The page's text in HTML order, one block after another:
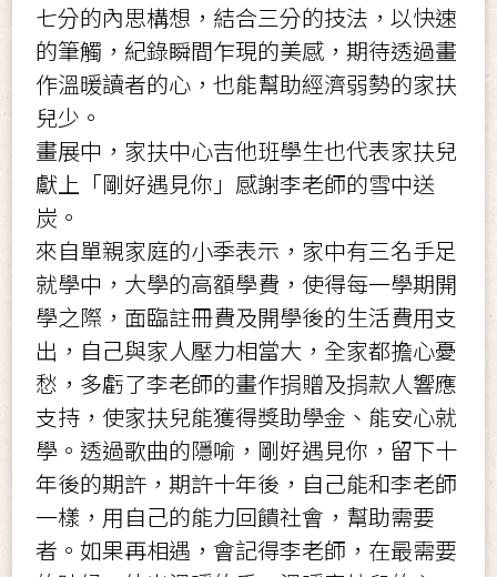
七分的內思構想，結合三分的技法，以快速
的筆觸，紀錄瞬間乍現的美感 ，期待透過畫
作溫暖讀者的心，也能幫助經濟弱勢的家扶
兒少。
畫展中 ， 家扶中心吉他班學生也代表家扶兒
獻上「剛好遇見你」感謝李老師的雪中送
炭。
來自單親家庭的小季表示，家中有三名手足
就學中，大學的高額學費，使得每一學期開
學之際，面臨註冊費及開學後的生活費用支
出 ，自己與家人壓力相當大，全家都擔心憂
愁 ， 多虧了李老師的畫作捐贈及捐款人響應
支持 ， 使家扶兒能獲得獎助學金 、 能安心就
學。透過歌曲的隱喻 ， 剛好遇見你，留下十
年後的期許，期許十年後，自己能和李老師
一樣，用自己的能力回饋社會，幫助需要
者。如果再相遇，會記得李老師，在最需要